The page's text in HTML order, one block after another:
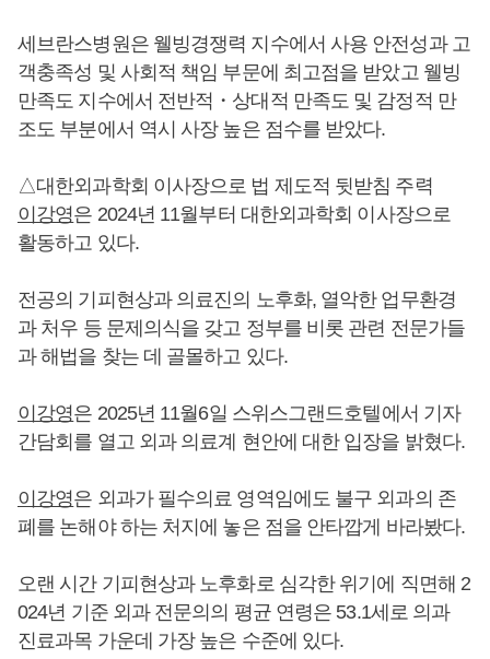
세브란스병원은 웰빙경쟁력 지수에서 사용 안전성과 고
객충족성 및 사회적 책임 부문에 최고점을 받았고 웰빙
만족도 지수에서 전반적・상대적 만족도 및 감정적 만
조도 부분에서 역시 사장 높은 점수를 받았다.
△대한외과학회 이사장으로 법 제도적 뒷받침 주력
이강영은 2024년 11월부터 대한외과학회 이사장으로
활동하고 있다.
전공의 기피현상과 의료진의 노후화, 열악한 업무환경
과 처우 등 문제의식을 갖고 정부를 비롯 관련 전문가들
과 해법을 찾는 데 골몰하고 있다.
이강영은 2025년 11월6일 스위스그랜드호텔에서 기자
간담회를 열고 외과 의료계 현안에 대한 입장을 밝혔다.
이강영은 외과가 필수의료 영역임에도 불구 외과의 존
폐를 논해야 하는 처지에 놓은 점을 안타깝게 바라봤다.
오랜 시간 기피현상과 노후화로 심각한 위기에 직면해 2
024년 기준 외과 전문의의 평균 연령은 53.1세로 의과
진료과목 가운데 가장 높은 수준에 있다.